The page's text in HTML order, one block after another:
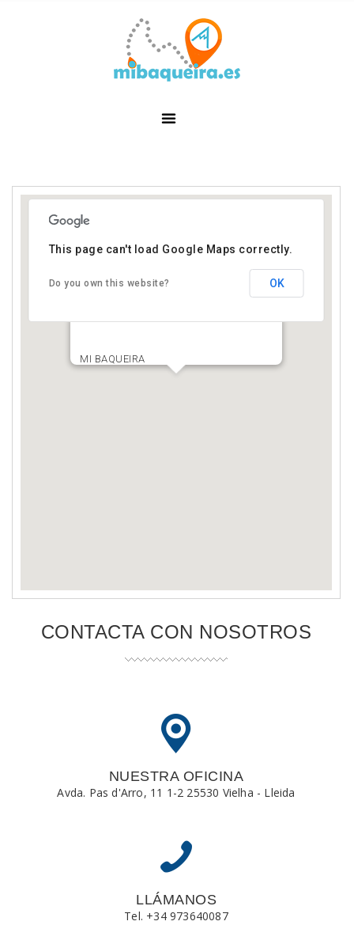
MI BAQUEIRA
This page can't load Google Maps correctly.
Do you own this website? OK
CONTACTA CON NOSOTROS
NUESTRA OFICINA
Avda. Pas d'Arro, 11 1-2 25530 Vielha - Lleida
LLÁMANOS
Tel. +34 973640087